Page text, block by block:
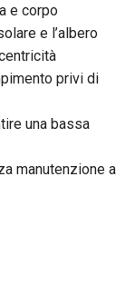
e corpo
e l’albero
privi di
una bassa
manutenzione a